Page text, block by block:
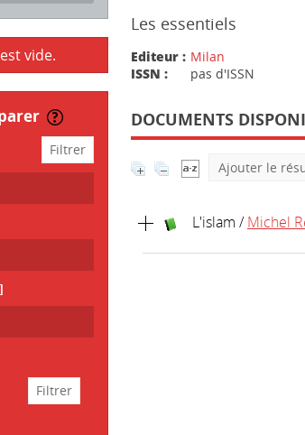
Les essentiels
Editeur : Milan
ISSN :
pas d'ISSN
DOCUMENTS
Ajouter le
L'islam /Michel